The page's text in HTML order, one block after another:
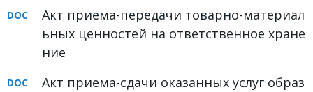
Акт приема-передачи товарно-материал
ьных ценностей на ответственное хране
ние
Акт приема-сдачи оказанных услуг образ